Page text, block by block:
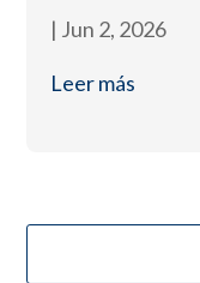
| Jun 2, 2026
Leer más